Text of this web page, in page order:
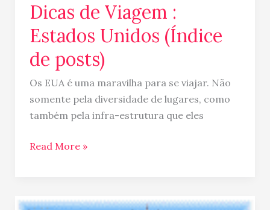
Dicas de Viagem :
Estados Unidos (Índice
de posts)
Os EUA é uma maravilha para se viajar. Não
somente pela diversidade de lugares, como
também pela infra-estrutura que eles
Read More »
Disney